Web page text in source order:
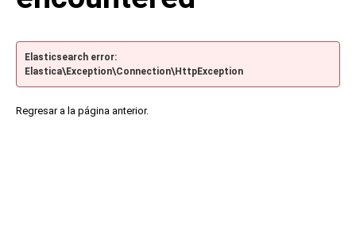
Elasticsearch error:
Elastica\Exception\Connection\HttpException
Regresar a la página anterior.